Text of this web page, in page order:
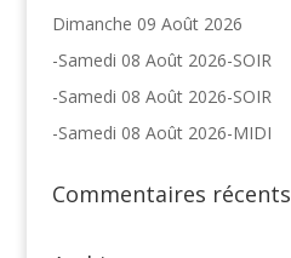
Dimanche 09 Août 2026
-Samedi 08 Août 2026-SOIR
-Samedi 08 Août 2026-SOIR
-Samedi 08 Août 2026-MIDI
Commentaires récents